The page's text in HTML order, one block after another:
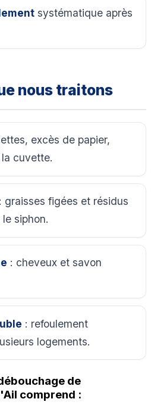
systématique après
nous traitons
excès de papier,
cuvette.
: graisses figées et résidus
siphon.
: cheveux et savon
: refoulement
logements.
de
comprend :